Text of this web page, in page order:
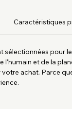
Caractéristiques
sélectionnées pour
l'humain et de la
achat. Parce